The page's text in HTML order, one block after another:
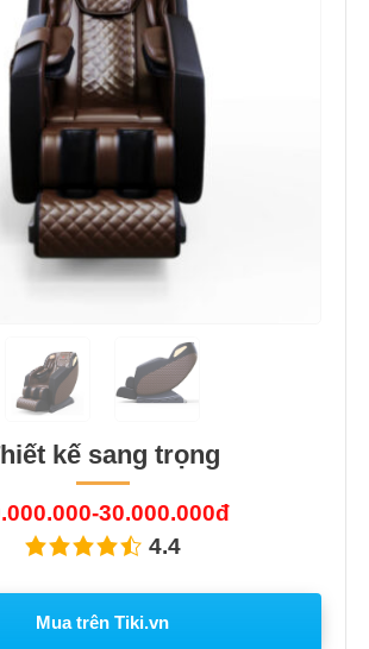
kế sang trọng
30.000.000đ
4.4
Mua trên Tiki.vn